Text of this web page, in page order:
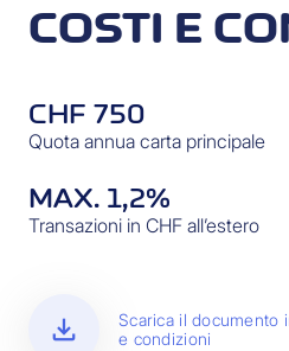
COSTI E
CHF 750
Quota annua carta principale
MAX. 1,2%
Transazioni in CHF all’estero
download
Scarica il documento
e condizioni